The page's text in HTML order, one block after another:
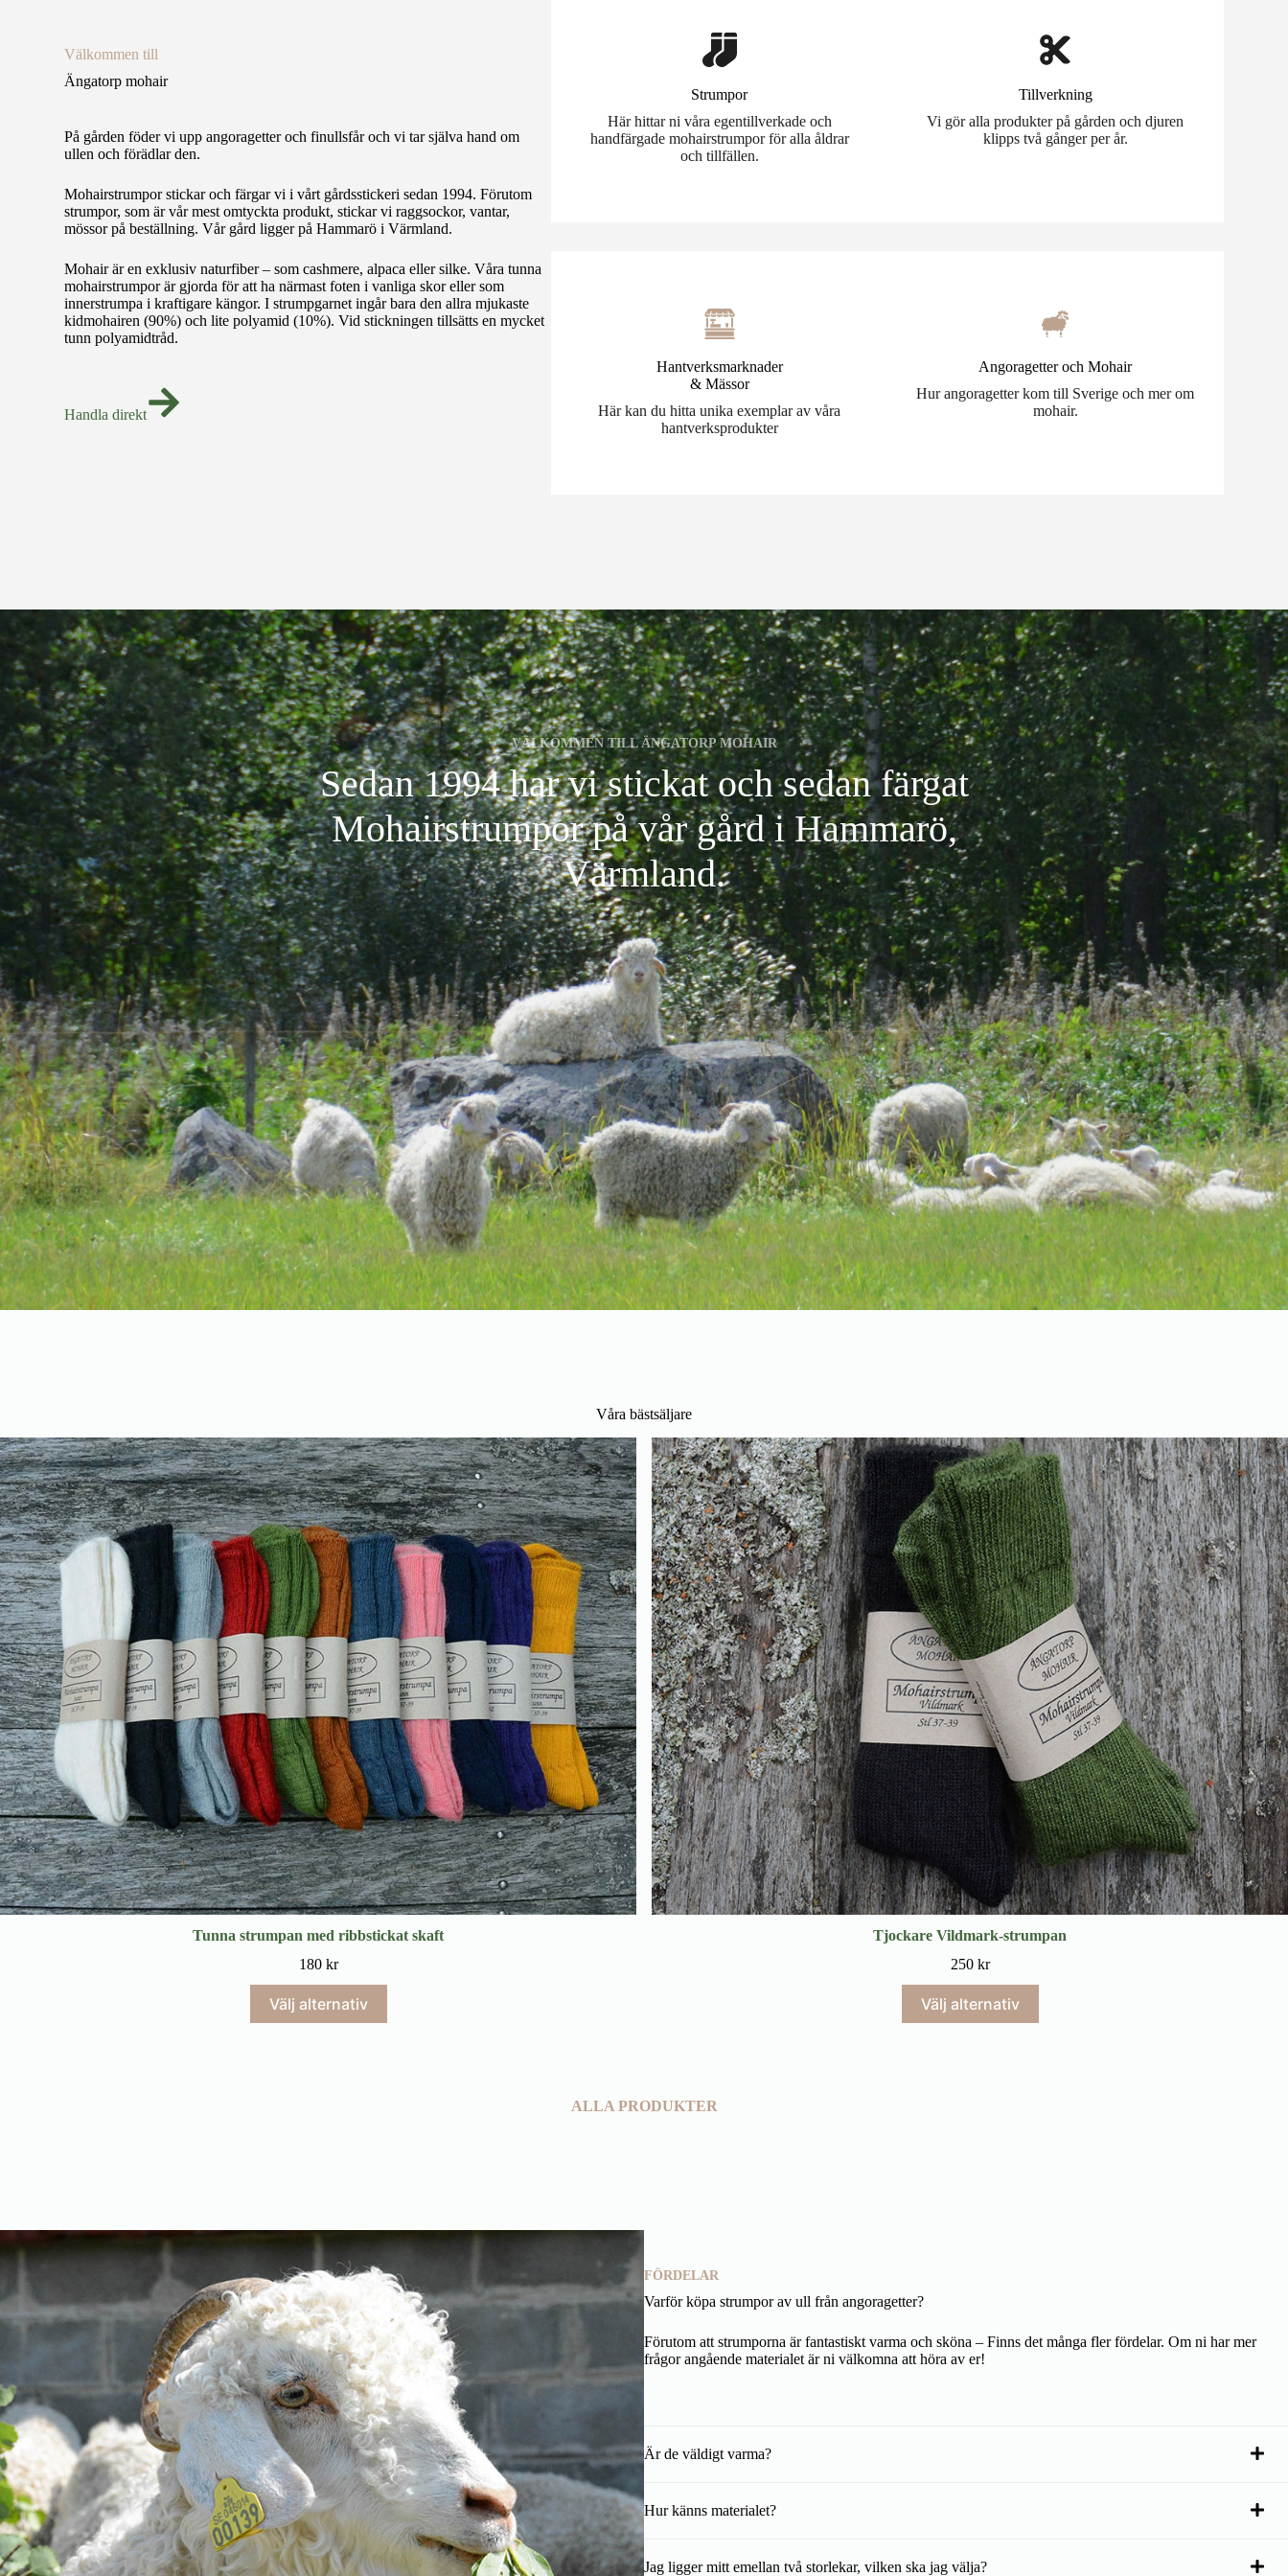
Välkommen till
Ängatorp mohair
På gården föder vi upp angoragetter och finullsfår och vi tar själva hand om
ullen och förädlar den.
Mohairstrumpor stickar och färgar vi i vårt gårdsstickeri sedan 1994. Förutom
strumpor, som är vår mest omtyckta produkt, stickar vi raggsockor, vantar,
mössor på beställning. Vår gård ligger på Hammarö i Värmland.
Mohair är en exklusiv naturfiber – som cashmere, alpaca eller silke. Våra tunna
mohairstrumpor är gjorda för att ha närmast foten i vanliga skor eller som
innerstrumpa i kraftigare kängor. I strumpgarnet ingår bara den allra mjukaste
kidmohairen (90%) och lite polyamid (10%). Vid stickningen tillsätts en mycket
tunn polyamidtråd.
Handla direkt
Strumpor
Här hittar ni våra egentillverkade och
handfärgade mohairstrumpor för alla åldrar
och tillfällen.
Tillverkning
Vi gör alla produkter på gården och djuren
klipps två gånger per år.
Hantverksmarknader
& Mässor
Här kan du hitta unika exemplar av våra
hantverksprodukter
Angoragetter och Mohair
Hur angoragetter kom till Sverige och mer om
mohair.
VÄLKOMMEN TILL ÄNGATORP MOHAIR
Sedan 1994 har vi stickat och sedan färgat
Mohairstrumpor på vår gård i Hammarö,
Värmland.
Våra bästsäljare
Tunna strumpan med ribbstickat skaft
180 kr
Välj alternativ
Tjockare Vildmark-strumpan
250 kr
Välj alternativ
ALLA PRODUKTER
FÖRDELAR
Varför köpa strumpor av ull från angoragetter?
Förutom att strumporna är fantastiskt varma och sköna – Finns det många fler fördelar. Om ni har mer
frågor angående materialet är ni välkomna att höra av er!
Är de väldigt varma?
Hur känns materialet?
Jag ligger mitt emellan två storlekar, vilken ska jag välja?